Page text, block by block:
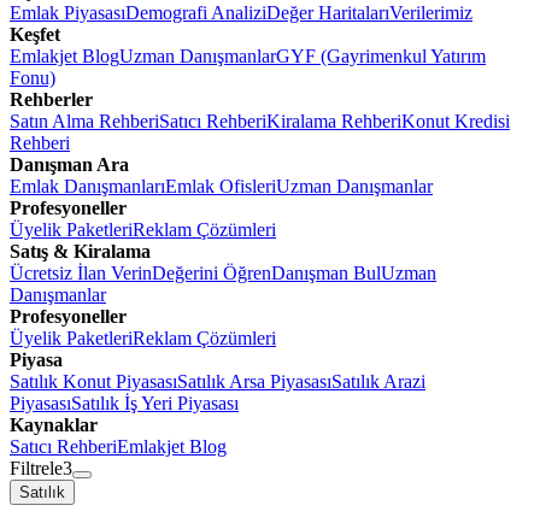
Emlak PiyasasıDemografi AnaliziDeğer HaritalarıVerilerimiz
Keşfet
Emlakjet BlogUzman DanışmanlarGYF (Gayrimenkul Yatırım
Fonu)
Rehberler
Satın Alma RehberiSatıcı RehberiKiralama RehberiKonut Kredisi
Rehberi
Danışman Ara
Emlak DanışmanlarıEmlak OfisleriUzman Danışmanlar
Profesyoneller
Üyelik PaketleriReklam Çözümleri
Satış & Kiralama
Ücretsiz İlan VerinDeğerini ÖğrenDanışman BulUzman
Danışmanlar
Profesyoneller
Üyelik PaketleriReklam Çözümleri
Piyasa
Satılık Konut PiyasasıSatılık Arsa PiyasasıSatılık Arazi
PiyasasıSatılık İş Yeri Piyasası
Kaynaklar
Satıcı RehberiEmlakjet Blog
Filtrele3
Satılık